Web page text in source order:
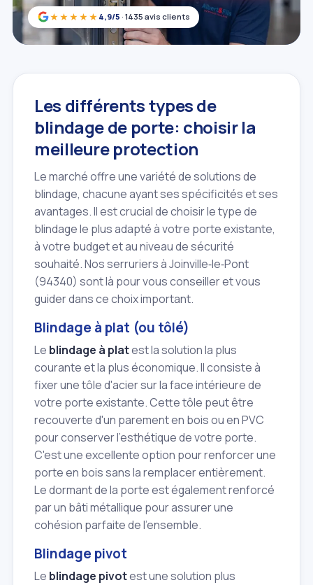
★★★★★ 4,9/5 · 1435 avis clients
Les différents types de
blindage de porte: choisir la
meilleure protection
Le marché offre une variété de solutions de
blindage, chacune ayant ses spécificités et ses
avantages. Il est crucial de choisir le type de
blindage le plus adapté à votre porte existante,
à votre budget et au niveau de sécurité
souhaité. Nos serruriers à Joinville‑le‑Pont
(94340) sont là pour vous conseiller et vous
guider dans ce choix important.
Blindage à plat (ou tôlé)
Le blindage à platest la solution la plus
courante et la plus économique. Il consiste à
fixer une tôle d'acier sur la face intérieure de
votre porte existante. Cette tôle peut être
recouverte d'un parement en bois ou en PVC
pour conserver l'esthétique de votre porte.
C'est une excellente option pour renforcer une
porte en bois sans la remplacer entièrement.
Le dormant de la porte est également renforcé
par un bâti métallique pour assurer une
cohésion parfaite de l'ensemble.
Blindage pivot
Le blindage pivotest une solution plus